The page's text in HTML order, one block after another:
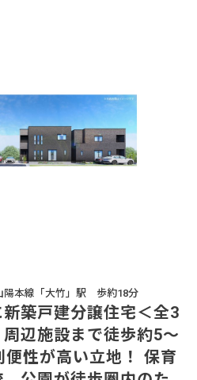
陽本線「大竹」駅 歩約18分
築戸建分譲住宅＜全3
辺施設まで徒歩約5～
性が高い立地！ 保育